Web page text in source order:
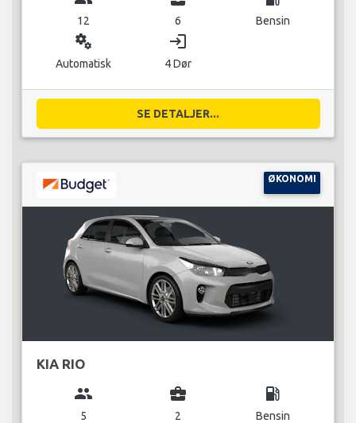
12 6 Bensin
miscellaneous_services
Automatisk
login
4 Dør
SE DETALJER...
ØKONOMI
KIA RIO
group
5
business_center
2
local_gas_station
Bensin